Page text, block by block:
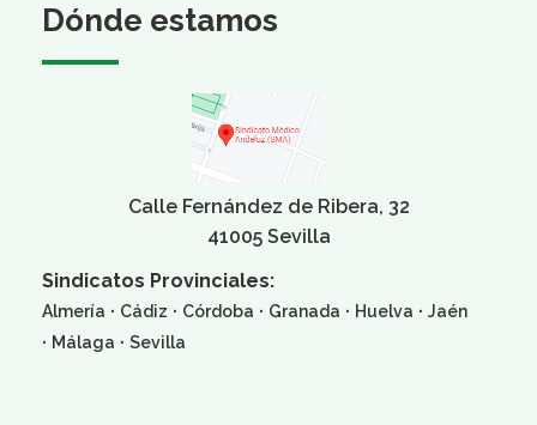
Dónde estamos
Calle Fernández de Ribera, 32
41005 Sevilla
Sindicatos Provinciales:
Almería · Cádiz · Córdoba · Granada · Huelva · Jaén
· Málaga · Sevilla